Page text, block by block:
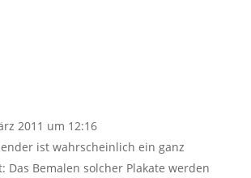
2011 um 12:16
ist wahrscheinlich ein ganz
Das Bemalen solcher Plakate werden